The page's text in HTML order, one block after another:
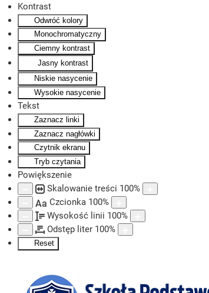
Kontrast
Odwróć kolory
Monochromatyczny
Ciemny kontrast
Jasny kontrast
Niskie nasycenie
Wysokie nasycenie
Tekst
Zaznacz linki
Zaznacz nagłówki
Czytnik ekranu
Tryb czytania
Powiększenie
Skalowanie treści 100%
Aa Czcionka 100%
Wysokość linii 100%
Odstęp liter 100%
Reset
Skip to main content